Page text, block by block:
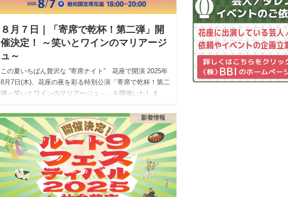
８月７日｜「寄席で乾杯！第二弾」開
催決定！ ～笑いとワインのマリアージ
ュ～
この夏いちばん贅沢な “寄席ナイト” 花座で開演 2025年
8月7日(木)、花座の夜を彩る特別公演「寄席で乾杯！第二
弾～笑いとワインのマリアージュ～」を開催いたしま
迫る講…
新着情報